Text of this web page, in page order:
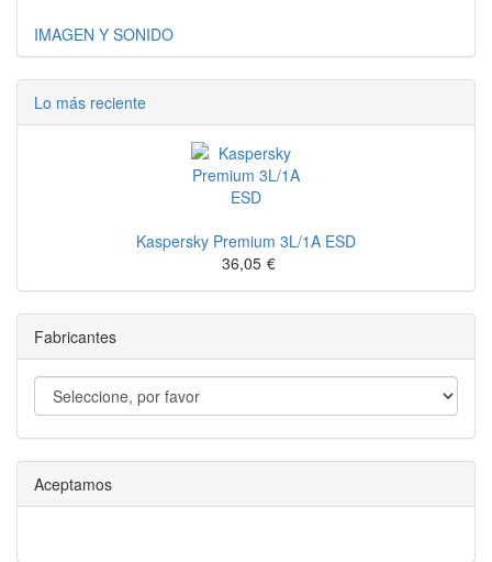
IMAGEN Y SONIDO
Lo más reciente
Kaspersky Premium 3L/1A ESD
36,05 €
Fabricantes
Aceptamos